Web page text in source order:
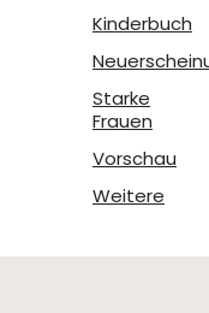
Kinderbuch
Starke
Frauen
Vorschau
Weitere